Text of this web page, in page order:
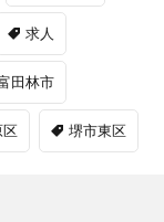
求人
田林市
区 堺市東区